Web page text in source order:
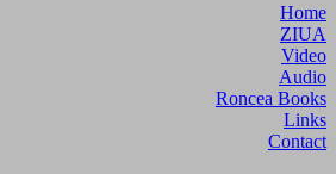
Home
ZIUA
Video
Audio
Roncea Books
Links
Contact